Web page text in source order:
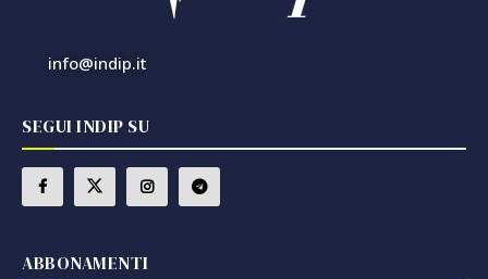
info@indip.it
SEGUI INDIP SU
ABBONAMENTI